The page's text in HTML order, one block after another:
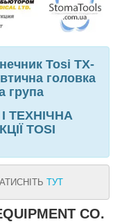
Tosi TX-
головка
група
ТЕХНІЧНА
TOSI
ТУТ
CO.